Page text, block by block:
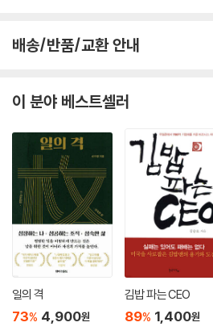
그러나 귀를 여는 것은 기본일 뿐이다. 『정
가슴이 뜨끔하도록 일깨워주는 건 오히려 야
‘현대의 십불사(十不思)’
1. 가지고 싶으면 수단방법을 가리지 않고
2. 자기만 잘났다고 생각해 사원들을 헌신
3. 허황된 명예를 좇다가 자신의 위치를 잊
4. 무리하게 사업을 확장해 파산하고, 차근
공한다는 것을 잊어버린다.
5. 유흥이나 놀이에 빠지면 헤어나지 못한다.
6. 경솔하게 시작하며, 곧 싫증을 느껴 마무
7. 좋은 말만 들으려 하고 좋은 것만 보려 해
배송/반품/교환 안내
이 분야 베스트셀러
일의 격
73% 4,900원
김밥 파는 CEO
89% 1,400원